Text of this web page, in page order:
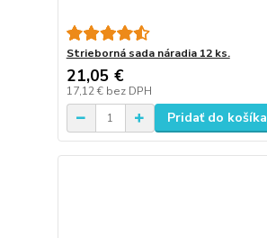
Strieborná sada náradia 12 ks.
21,05 €
17,12 € bez DPH
Pridať do košíka